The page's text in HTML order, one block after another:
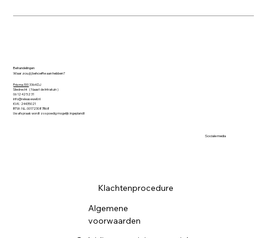
Behandelingen
Waar zou jij behoefte aan hebben?
Prisma 1003364 DJ
Sliedrecht ( Naast de Intratuin )​
06 12 42 52 31
info@releasewell.nl
KVK : 24435021
BTW : NL. 001723087B68
Uw afspraak wordt zo spoedig mogelijk ingepland!!
Klachtenprocedure
Algemene
voorwaarden
Sociale media